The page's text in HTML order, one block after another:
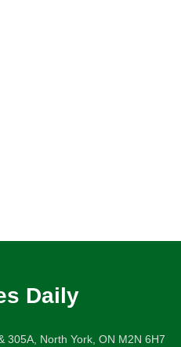
Daily
305A, North York, ON M2N 6H7